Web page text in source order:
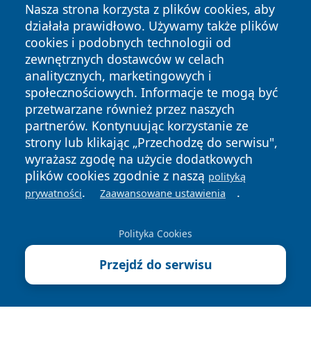
Nasza strona korzysta z plików cookies, aby
działała prawidłowo. Używamy także plików
cookies i podobnych technologii od
zewnętrznych dostawców w celach
analitycznych, marketingowych i
społecznościowych. Informacje te mogą być
przetwarzane również przez naszych
partnerów. Kontynuując korzystanie ze
strony lub klikając „Przechodzę do serwisu",
wyrażasz zgodę na użycie dodatkowych
plików cookies zgodnie z naszą polityką
prywatności. Zaawansowane ustawienia .
Polityka Cookies
Przejdź do serwisu
Copyright © 2026 wrotagrudziadza.pl Wszystkie prawa
zastrzeżone.
News Autorzy
Polityka
Polityka